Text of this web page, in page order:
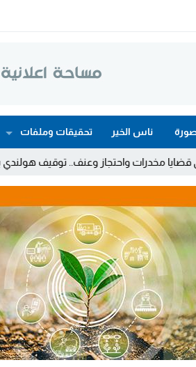
ناس الخير تحقيقات وملفات
وعنف.. توقيف هولندي بوجدة ملاحق بأمر